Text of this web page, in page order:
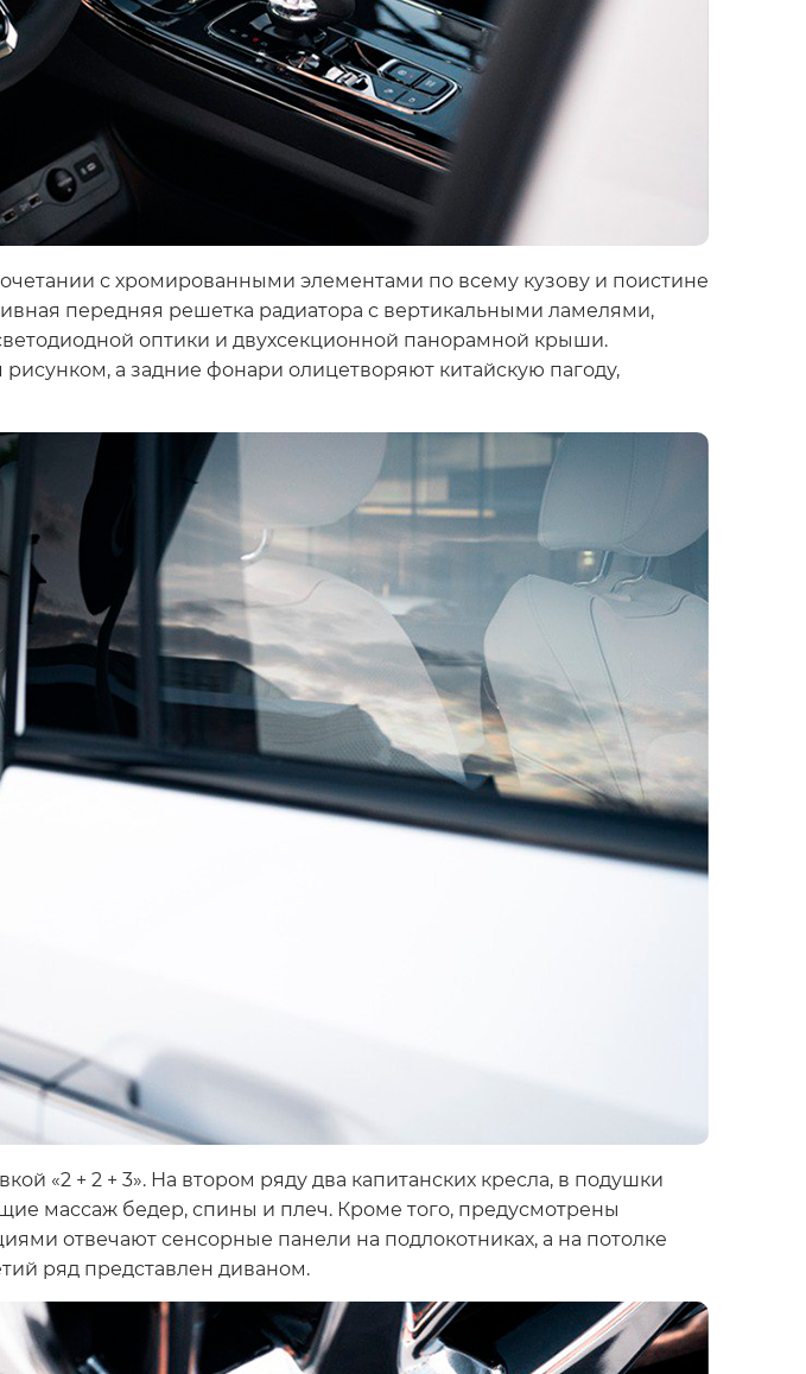
с хромированными элементами по всему кузову и поистине
передняя решетка радиатора с вертикальными ламелями,
оптики и двухсекционной панорамной крыши.
а задние фонари олицетворяют китайскую пагоду,
«2 + 2 + 3». На втором ряду два капитанских кресла, в подушки
массаж бедер, спины и плеч. Кроме того, предусмотрены
отвечают сенсорные панели на подлокотниках, а на потолке
ряд представлен диваном.